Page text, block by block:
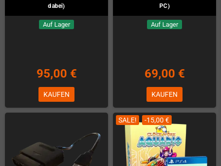
dabei)
Auf Lager
95,00 €
KAUFEN
PC)
Auf Lager
69,00 €
KAUFEN
SALE! -15,00 €